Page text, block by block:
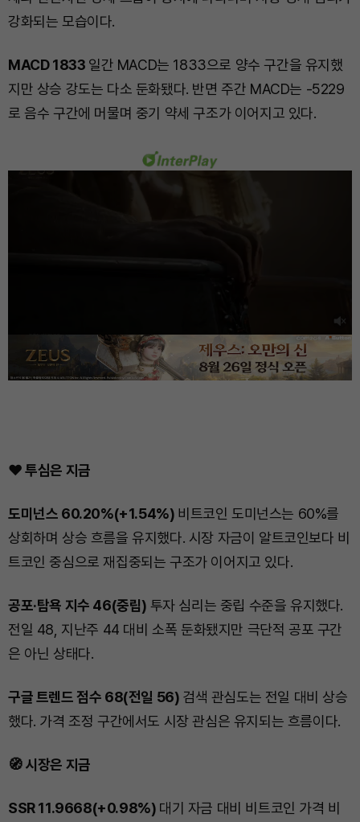
강화되는 모습이다.
MACD 1833 일간 MACD는 1833으로 양수 구간을 유지했
지만 상승 강도는 다소 둔화됐다. 반면 주간 MACD는 -5229
로 음수 구간에 머물며 중기 약세 구조가 이어지고 있다.
❤️ 투심은 지금
도미넌스 60.20%(+1.54%) 비트코인 도미넌스는 60%를
상회하며 상승 흐름을 유지했다. 시장 자금이 알트코인보다 비
트코인 중심으로 재집중되는 구조가 이어지고 있다.
공포·탐욕 지수 46(중립) 투자 심리는 중립 수준을 유지했다.
전일 48, 지난주 44 대비 소폭 둔화됐지만 극단적 공포 구간
은 아닌 상태다.
구글 트렌드 점수 68(전일 56) 검색 관심도는 전일 대비 상승
했다. 가격 조정 구간에서도 시장 관심은 유지되는 흐름이다.
🧭 시장은 지금
SSR 11.9668(+0.98%) 대기 자금 대비 비트코인 가격 비